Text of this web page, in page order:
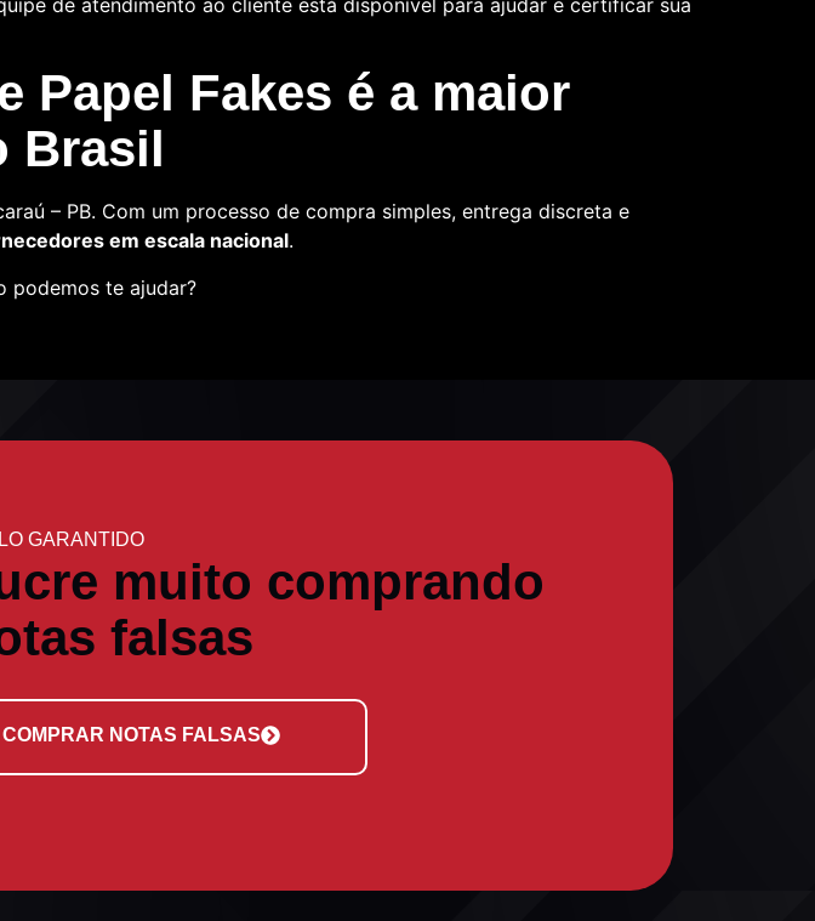
de atendimento ao cliente está disponível para ajudar e certificar sua
Papel Fakes é a maior
Brasil
– PB. Com um processo de compra simples, entrega discreta e
em escala nacional.
podemos te ajudar?
GARANTIDO
muito comprando
falsas
COMPRAR NOTAS FALSAS